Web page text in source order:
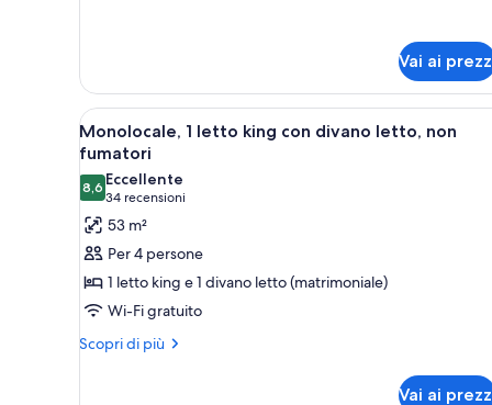
letto
king,
non
fumatori
Vai ai
Apri
tutte
le
foto
per
Monolocale,
1
letto
king
con
Un balcone con una sedia,
7
Monolocale, 1 letto king con divano letto, non
fumatori
8,68,6 su 10
Eccellente
34 recensioni
(34
recensioni)
53 m²
Per 4 persone
1 letto king e 1 divano letto (matrimoniale)
Wi-Fi gratuito
Scopri di più
Altri
Vai ai